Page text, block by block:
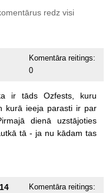
redz visi
Komentāra reitings:
0
ir tāds Ozfests,
kuru
kurā ieeja parasti ir par
dienā
uzstājoties
tā - ja nu kādam tas
Komentāra reitings: